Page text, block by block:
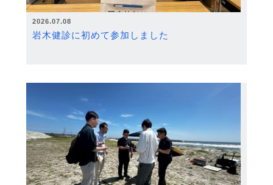
2026.07.08
岩木健診に初めて参加しました